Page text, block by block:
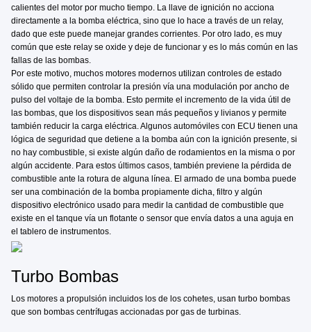
calientes del motor por mucho tiempo. La llave de ignición no acciona
directamente a la bomba eléctrica, sino que lo hace a través de un relay,
dado que este puede manejar grandes corrientes. Por otro lado, es muy
común que este relay se oxide y deje de funcionar y es lo más común en las
fallas de las bombas.
Por este motivo, muchos motores modernos utilizan controles de estado
sólido que permiten controlar la presión vía una modulación por ancho de
pulso del voltaje de la bomba. Esto permite el incremento de la vida útil de
las bombas, que los dispositivos sean más pequeños y livianos y permite
también reducir la carga eléctrica. Algunos automóviles con ECU tienen una
lógica de seguridad que detiene a la bomba aún con la ignición presente, si
no hay combustible, si existe algún daño de rodamientos en la misma o por
algún accidente. Para estos últimos casos, también previene la pérdida de
combustible ante la rotura de alguna línea. El armado de una bomba puede
ser una combinación de la bomba propiamente dicha, filtro y algún
dispositivo electrónico usado para medir la cantidad de combustible que
existe en el tanque vía un flotante o sensor que envía datos a una aguja en
el tablero de instrumentos.
Turbo Bombas
Los motores a propulsión incluidos los de los cohetes, usan turbo bombas
que son bombas centrífugas accionadas por gas de turbinas.